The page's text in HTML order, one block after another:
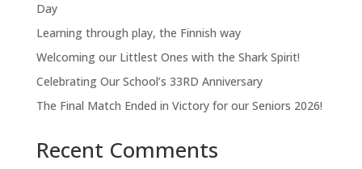
Day
Learning through play, the Finnish way
Welcoming our Littlest Ones with the Shark Spirit!
Celebrating Our School’s 33RD Anniversary
The Final Match Ended in Victory for our Seniors 2026!
Recent Comments